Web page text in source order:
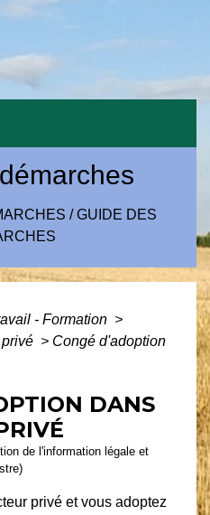
/GUIDE DES
- Formation >
> Congé d'adoption
DANS
de l'information légale et
privé et vous adoptez